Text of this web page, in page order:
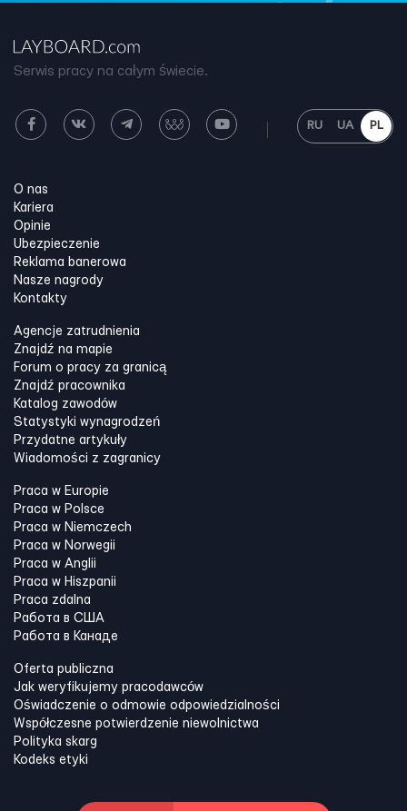
Serwis pracy na całym świecie.
RU UA PL
O nas
Kariera
Opinie
Ubezpieczenie
Reklama banerowa
Nasze nagrody
Kontakty
Agencje zatrudnienia
Znajdź na mapie
Forum o pracy za granicą
Znajdź pracownika
Katalog zawodów
Statystyki wynagrodzeń
Przydatne artykuły
Wiadomości z zagranicy
Praca w Europie
Praca w Polsce
Praca w Niemczech
Praca w Norwegii
Praca w Anglii
Praca w Hiszpanii
Praca zdalna
Работа в США
Работа в Канадe
Oferta publiczna
Jak weryfikujemy pracodawców
Oświadczenie o odmowie odpowiedzialności
Współczesne potwierdzenie niewolnictwa
Polityka skarg
Kodeks etyki